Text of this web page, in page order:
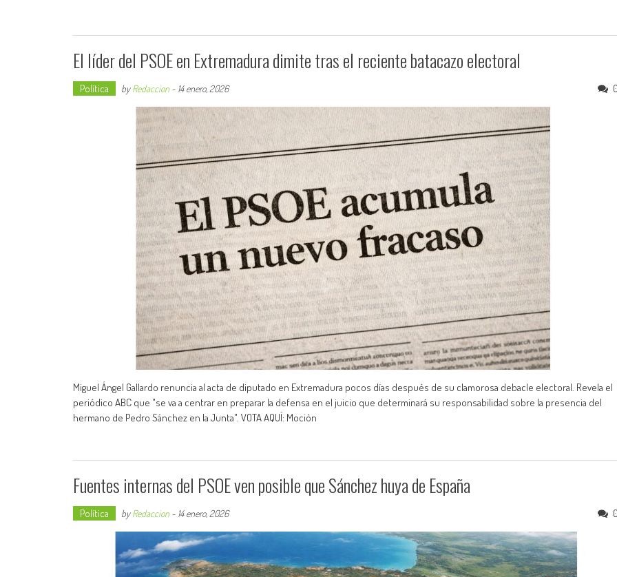
El líder del PSOE en Extremadura dimite tras el reciente batacazo electoral
Política byRedaccion - 14 enero, 2026
Miguel Ángel Gallardo renuncia al acta de diputado en Extremadura pocos días después de su clamorosa debacle electoral. Revela el
periódico ABC que "se va a centrar en preparar la defensa en el juicio que determinará su responsabilidad sobre la presencia del
hermano de Pedro Sánchez en la Junta". VOTA AQUÍ: Moción
Fuentes internas del PSOE ven posible que Sánchez huya de España
Política byRedaccion - 14 enero, 2026